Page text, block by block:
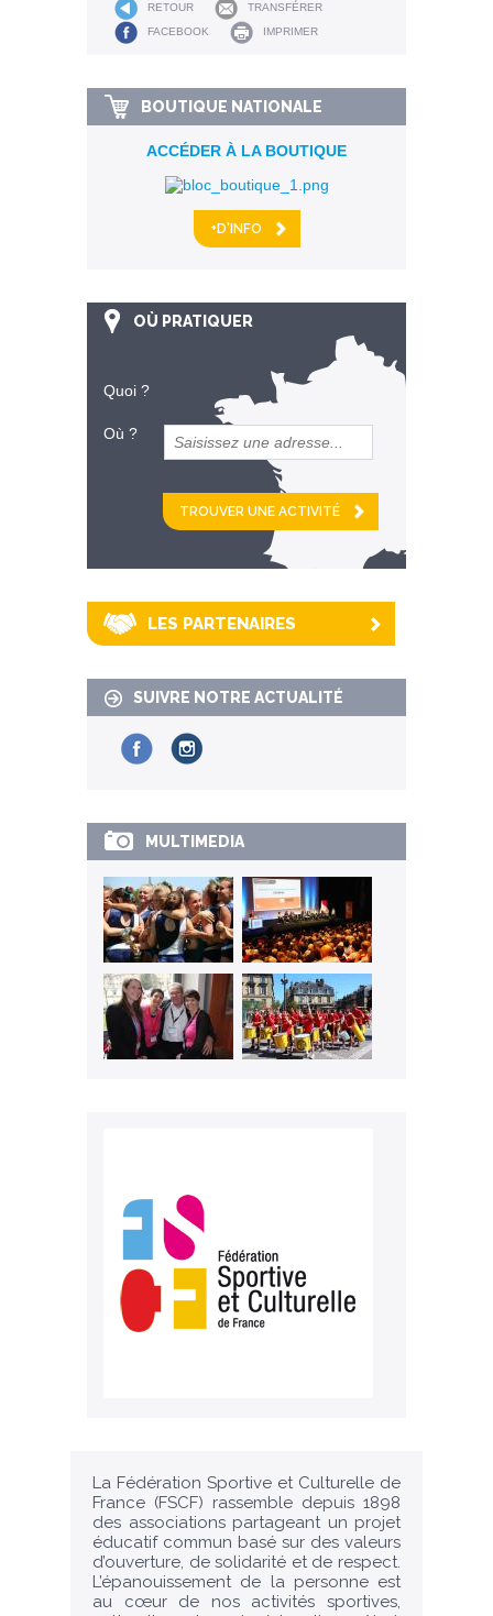
RETOUR
TRANSFÉRER
FACEBOOK
IMPRIMER
BOUTIQUE NATIONALE
ACCÉDER À LA BOUTIQUE
+D'INFO
OÙ PRATIQUER
Quoi ?
Où ?
et
km alentour
LES PARTENAIRES
SUIVRE NOTRE ACTUALITÉ
MULTIMEDIA
La Fédération Sportive et Culturelle de
France (FSCF) rassemble depuis 1898
des associations partageant un projet
éducatif commun basé sur des valeurs
d’ouverture, de solidarité et de respect.
L’épanouissement de la personne est
au cœur de nos activités sportives,